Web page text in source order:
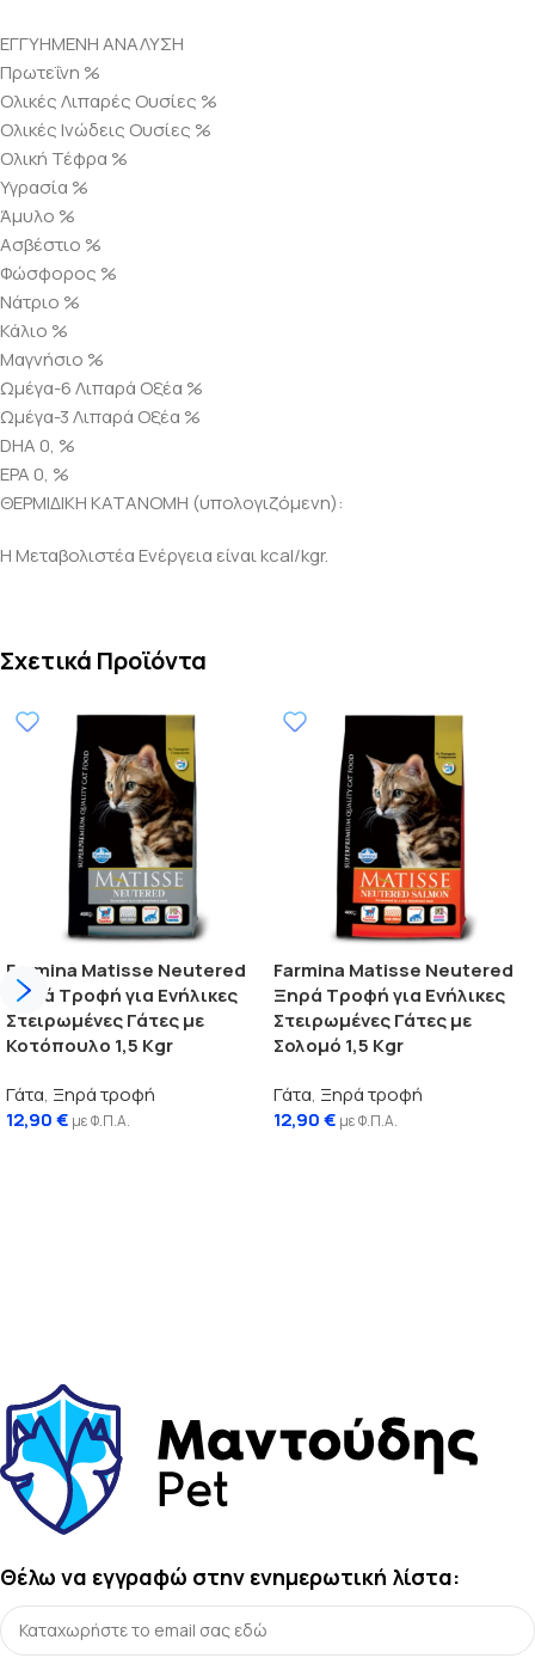
ΕΓΓΥΗΜΕΝΗ ΑΝΑΛΥΣΗ
Πρωτεΐνη %
Ολικές Λιπαρές Ουσίες %
Ολικές Ινώδεις Ουσίες %
Ολική Τέφρα %
Υγρασία %
Άμυλο %
Ασβέστιο %
Φώσφορος %
Νάτριο %
Κάλιο %
Μαγνήσιο %
Ωμέγα-6 Λιπαρά Οξέα %
Ωμέγα-3 Λιπαρά Οξέα %
DHA 0, %
EPA 0, %
ΘΕΡΜΙΔΙΚΗ ΚΑΤΑΝΟΜΗ (υπολογιζόμενη):
Η Μεταβολιστέα Ενέργεια είναι kcal/kgr.
Σχετικά Προϊόντα
Farmina Matisse Neutered
Ξηρά Τροφή για Ενήλικες
Στειρωμένες Γάτες με
Κοτόπουλο 1,5 Kgr
Γάτα, Ξηρά τροφή
12,90€ με Φ.Π.Α.
Farmina Matisse Neutered
Ξηρά Τροφή για Ενήλικες
Στειρωμένες Γάτες με
Σολομό 1,5 Kgr
Γάτα, Ξηρά τροφή
12,90€ με Φ.Π.Α.
Θέλω να εγγραφώ στην ενημερωτική λίστα: